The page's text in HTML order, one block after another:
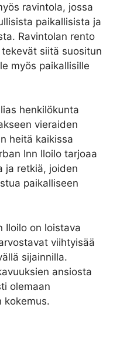
ravintola, jossa
paikallisista ja
Ravintolan rento
siitä suositun
myös paikallisille
henkilökunta
vieraiden
heitä kaikissa
Inn Iloilo tarjoaa
ja retkiä, joiden
paikalliseen
Iloilo on loistava
viihtyisää
sijainnilla.
ansiosta
olemaan
kokemus.